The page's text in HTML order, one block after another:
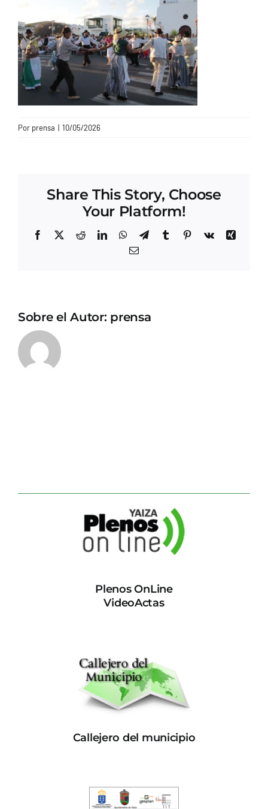
Por prensa | 10/05/2026
Share This Story, Choose
Your Platform!
Facebook
X RedditLinkedInWhatsApp
TelegramTumblrPinterest
Vk
Xing
Correo
Sobre el Autor: prensa
Plenos OnLine
VideoActas
Callejero del municipio